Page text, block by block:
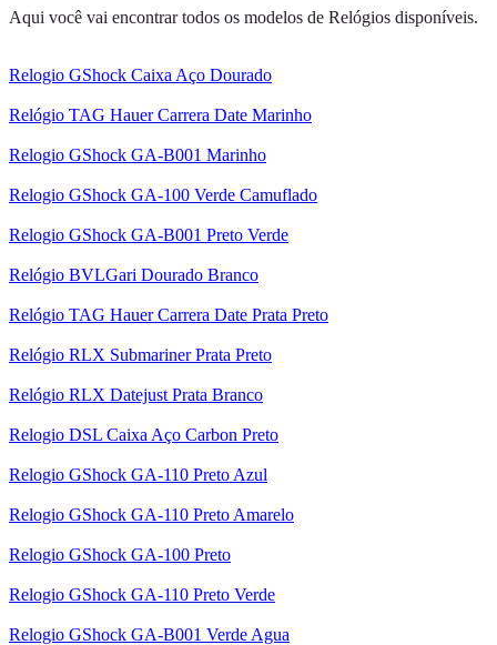
Aqui você vai encontrar todos os modelos de Relógios disponíveis.
Relogio GShock Caixa Aço Dourado
Relógio TAG Hauer Carrera Date Marinho
Relogio GShock GA-B001 Marinho
Relogio GShock GA-100 Verde Camuflado
Relogio GShock GA-B001 Preto Verde
Relógio BVLGari Dourado Branco
Relógio TAG Hauer Carrera Date Prata Preto
Relógio RLX Submariner Prata Preto
Relógio RLX Datejust Prata Branco
Relogio DSL Caixa Aço Carbon Preto
Relogio GShock GA-110 Preto Azul
Relogio GShock GA-110 Preto Amarelo
Relogio GShock GA-100 Preto
Relogio GShock GA-110 Preto Verde
Relogio GShock GA-B001 Verde Agua